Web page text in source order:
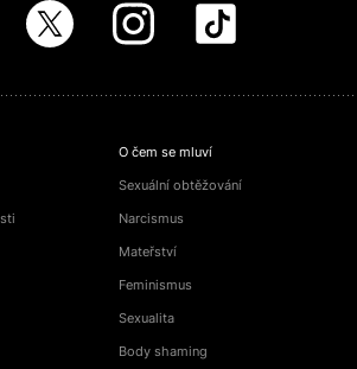
O čem se mluví
Sexuální obtěžování
Narcismus
Mateřství
Feminismus
Sexualita
Body shaming